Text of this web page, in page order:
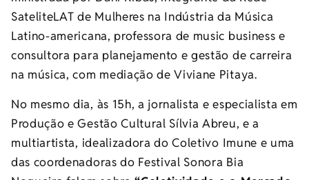
SateliteLAT de Mulheres na Indústria da Música
Latino-americana, professora de music business e
consultora para planejamento e gestão de carreira
na música, com mediação de Viviane Pitaya.
No mesmo dia, às 15h, a jornalista e especialista em
Produção e Gestão Cultural Sílvia Abreu, e a
multiartista, idealizadora do Coletivo Imune e uma
das coordenadoras do Festival Sonora Bia